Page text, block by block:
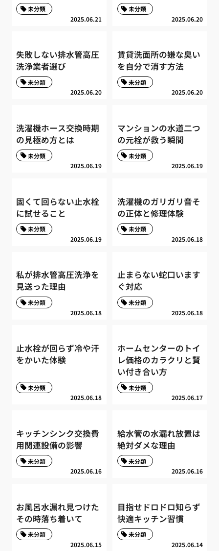
2025.06.21
未分類
2025.06.20
未分類
失敗しない排水管高圧
洗浄業者選び
2025.06.20
未分類
賃貸洗面所の嫌な臭い
を自分で消す方法
2025.06.20
未分類
洗濯機ホース交換時期
の見極め方とは
2025.06.19
未分類
マンションの水道二つ
の元栓が救う瞬間
2025.06.19
未分類
固くて回らない止水栓
に試せること
2025.06.19
未分類
洗濯機のガリガリ音そ
の正体と修理体験
2025.06.18
未分類
私が排水管高圧洗浄を
見送った理由
2025.06.18
未分類
止まらない蛇口います
ぐ対応
2025.06.18
未分類
止水栓が回らず冷や汗
をかいた体験
2025.06.18
未分類
ホームセンターのトイ
レ価格のカラクリと賢
い付き合い方
2025.06.17
未分類
キッチンシンク交換費
用関連設備の影響
2025.06.16
未分類
給水管の水漏れ放置は
絶対ダメな理由
2025.06.16
未分類
お風呂水漏れ見つけた
その時落ち着いて
2025.06.15
未分類
目指せドロドロ知らず
快適キッチン習慣
2025.06.14
未分類